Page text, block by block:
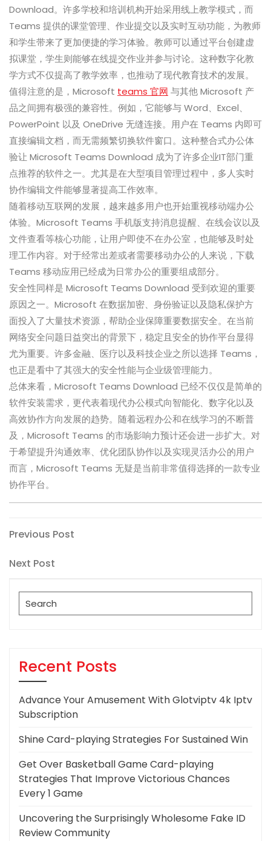
Download。许多学校和培训机构开始采用线上教学模式，而
Teams 提供的课堂管理、作业提交以及实时互动功能，为教师
和学生带来了更加便捷的学习体验。教师可以通过平台创建虚
拟课堂，学生则能够在线提交作业并参与讨论。这种数字化教
学方式不仅提高了教学效率，也推动了现代教育技术的发展。
值得注意的是，Microsoft teams 官网 与其他 Microsoft 产
品之间拥有极强的兼容性。例如，它能够与 Word、Excel、
PowerPoint 以及 OneDrive 无缝连接。用户在 Teams 内即可
直接编辑文档，而无需频繁切换软件窗口。这种整合式办公体
验让 Microsoft Teams Download 成为了许多企业IT部门重
点推荐的软件之一。尤其是在大型项目管理过程中，多人实时
协作编辑文件能够显著提高工作效率。
随着移动互联网的发展，越来越多用户也开始重视移动端办公
体验。Microsoft Teams 手机版支持消息提醒、在线会议以及
文件查看等核心功能，让用户即使不在办公室，也能够及时处
理工作内容。对于经常出差或者需要移动办公的人来说，下载
Teams 移动应用已经成为日常办公的重要组成部分。
安全性同样是 Microsoft Teams Download 受到欢迎的重要
原因之一。Microsoft 在数据加密、身份验证以及隐私保护方
面投入了大量技术资源，帮助企业保障重要数据安全。在当前
网络安全问题日益突出的背景下，稳定且安全的协作平台显得
尤为重要。许多金融、医疗以及科技企业之所以选择 Teams，
也正是看中了其强大的安全性能与企业级管理能力。
总体来看，Microsoft Teams Download 已经不仅仅是简单的
软件安装需求，更代表着现代办公模式向智能化、数字化以及
高效协作方向发展的趋势。随着远程办公和在线学习的不断普
及，Microsoft Teams 的市场影响力预计还会进一步扩大。对
于希望提升沟通效率、优化团队协作以及实现灵活办公的用户
而言，Microsoft Teams 无疑是当前非常值得选择的一款专业
协作平台。
Post
navigation
Previous
Previous Post
Next
Next Post
Search
for:
Recent Posts
Advance Your Amusement With Glotviptv 4k Iptv
Subscription
Shine Card-playing Strategies For Sustained Win
Get Over Basketball Game Card-playing
Strategies That Improve Victorious Chances
Every 1 Game
Uncovering the Surprisingly Wholesome Fake ID
Review Community